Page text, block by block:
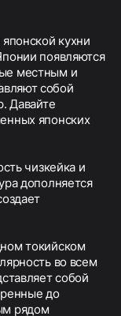
кухни
появляются
местным и
собой
Давайте
японских
чизкейка и
дополняется
токийском
во всем
собой
до
рядом